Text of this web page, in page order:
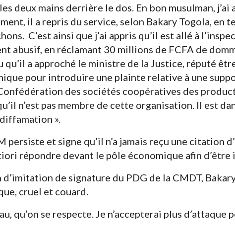
deux mains derrière le dos. En bon musulman, j’ai
il a repris du service, selon Bakary Togola, en
C’est ainsi que j’ai appris qu’il est allé à
abusif, en réclamant 30 millions de FCFA de
qu’il a approché le ministre de la Justice, réputé
pour introduire une plainte relative à une
des sociétés coopératives des
n’est pas membre de cette organisation. Il est
».
persiste et signe qu’il n’a jamais reçu une citation
répondre devant le pôle économique afin d’être
de signature du PDG de la CMDT,
cruel et couard.
qu’on se respecte. Je n’accepterai plus d’attaque